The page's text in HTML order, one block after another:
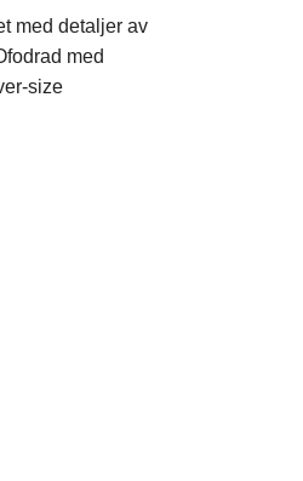
med detaljer av
med
size